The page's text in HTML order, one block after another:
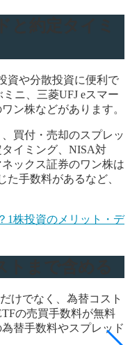
資や分散投資に便利で
ニ、三菱UFJ eスマー
ン株などがあります。
買付・売却のスプレッ
イミング、NISA対
ックス証券のワン株は
た手数料があるなど、
1株投資のメリット・デ
けでなく、為替コスト
の売買手数料が無料
替手数料やスプレッド